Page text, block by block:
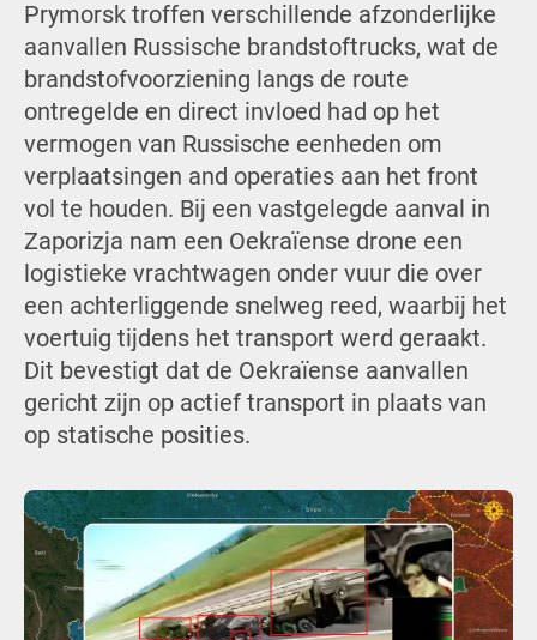
Prymorsk troffen verschillende afzonderlijke
aanvallen Russische brandstoftrucks, wat de
brandstofvoorziening langs de route
ontregelde en direct invloed had op het
vermogen van Russische eenheden om
verplaatsingen and operaties aan het front
vol te houden. Bij een vastgelegde aanval in
Zaporizja nam een Oekraïense drone een
logistieke vrachtwagen onder vuur die over
een achterliggende snelweg reed, waarbij het
voertuig tijdens het transport werd geraakt.
Dit bevestigt dat de Oekraïense aanvallen
gericht zijn op actief transport in plaats van
op statische posities.